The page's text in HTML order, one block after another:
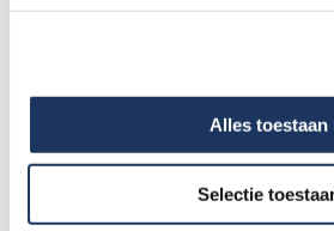
Alles toestaan
Selectie
arbeidsvoorwaarden
Een laptop, telefoon en auto
Gezellige
Ben jij de salestijger die wij